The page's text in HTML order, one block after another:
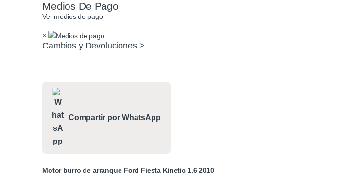
Medios De Pago
Ver medios de pago
×
Cambios y Devoluciones >
Compartir por WhatsApp
Motor burro de arranque Ford Fiesta Kinetic 1.6 2010